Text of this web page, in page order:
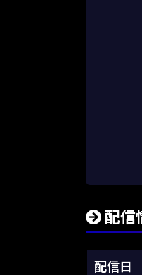
配信
配信日